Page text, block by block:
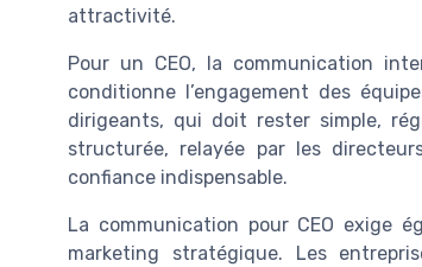
attractivité.
Pour un CEO, la communication
conditionne l’engagement des
dirigeants, qui doit rester simple,
structurée, relayée par les
confiance indispensable.
La communication pour CEO exige
marketing stratégique. Les